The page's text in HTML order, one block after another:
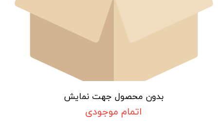
بدون محصول جهت نمایش
اتمام موجودی